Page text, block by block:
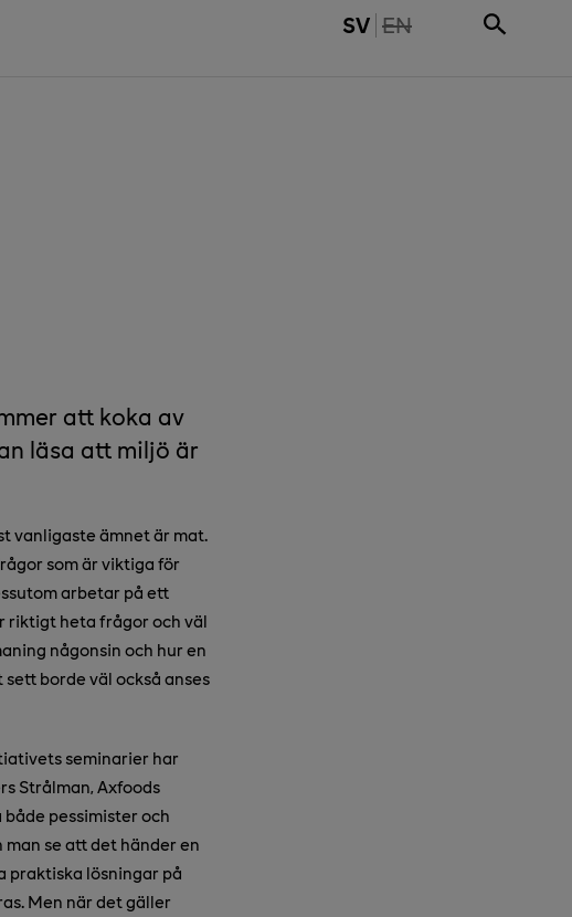
SV THE PAGE IS NOT
EN
att koka av
läsa att miljö är
vanligaste ämnet är mat.
som är viktiga för
arbetar på ett
riktigt heta frågor och väl
någonsin och hur en
borde väl också anses
seminarier har
Strålman, Axfoods
pessimister och
se att det händer en
praktiska lösningar på
Men när det gäller